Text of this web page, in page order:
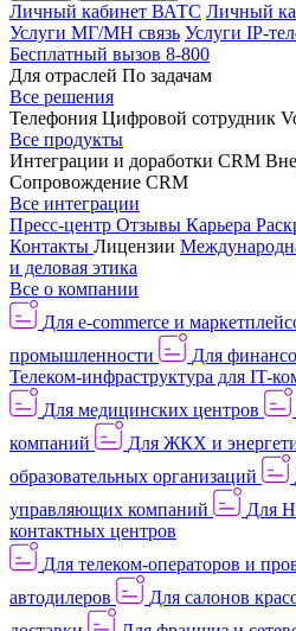
Личный кабинет ВАТС Личный
Услуги МГ/МН связь Услуги IP-
Бесплатный вызов 8-800
Для отраслей По задачам
Все решения
Телефония Цифровой сотрудник
Все продукты
Интеграции и доработки CRM
Сопровождение CRM
Все интеграции
Пресс-центр Отзывы Карьера
Контакты Лицензии
и деловая этика
Все о компании
Для e-commerce и
промышленности
Для
Телеком-инфраструктура для IT-
Для медицинских центров
компаний
Для ЖКХ и
образовательных организаций
управляющих компаний
Для
контактных центров
Для телеком-операторов и
автодилеров
Для салонов